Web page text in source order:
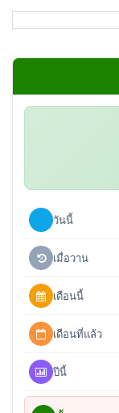
วันนี้
เมื่อวาน
เดือนนี้
เดือนที่แล้ว
ปีนี้